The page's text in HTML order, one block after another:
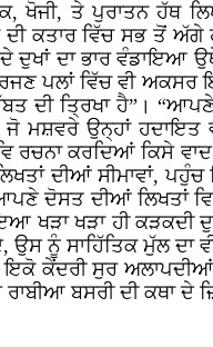
ਤੇ ਪੁਰਾਤਨ ਹੱਥ
ਕਤਾਰ ਵਿੱਚ ਸਭ ਤੋਂ
ਦਾ ਭਾਰ ਵੰਡਾਇਆ
ਪਲਾਂ ਵਿੱਚ ਵੀ
ਦੀ ਤ੍ਰਿਖਾ ਹੈ”।
ਉਨ੍ਹਾਂ ਹਦਾਇਤ
ਕਰਦਿਆਂ ਕਿਸੇ ਵਾਦ
ਦੀਆਂ ਸੀਮਾਵਾਂ,
ਦੋਸਤ ਦੀਆਂ ਲਿਖਤਾਂ
ਖੜਾ ਖੜਾ ਹੀ ਕੜਕਦੀ
ਉਸ ਨੂੰ ਸਾਹਿੱਤਿਕ ਮੁੱਲ
ਇਕੋ ਕੇਂਦਰੀ ਸੁਰ
ਬਸਰੀ ਦੀ ਕਥਾ ਦੇ